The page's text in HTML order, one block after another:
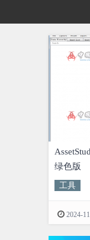
绿色版
工具
2024-